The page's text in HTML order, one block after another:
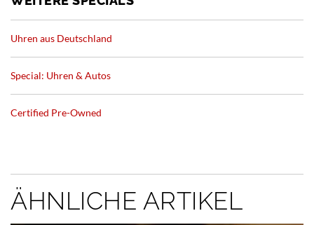
Uhren aus Deutschland
Special: Uhren & Autos
Certified Pre-Owned
ÄHNLICHE ARTIKEL